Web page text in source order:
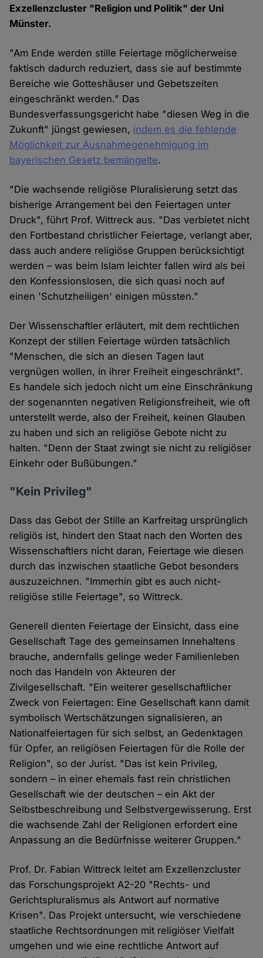
Exzellenzcluster "Religion und Politik" der Uni
Münster.
"Am Ende werden stille Feiertage möglicherweise
faktisch dadurch reduziert, dass sie auf bestimmte
Bereiche wie Gotteshäuser und Gebetszeiten
eingeschränkt werden." Das
Bundesverfassungsgericht habe "diesen Weg in die
Zukunft" jüngst gewiesen, indem es die fehlende
Möglichkeit zur Ausnahmegenehmigung im
bayerischen Gesetz bemängelte.
"Die wachsende religiöse Pluralisierung setzt das
bisherige Arrangement bei den Feiertagen unter
Druck", führt Prof. Wittreck aus. "Das verbietet nicht
den Fortbestand christlicher Feiertage, verlangt aber,
dass auch andere religiöse Gruppen berücksichtigt
werden – was beim Islam leichter fallen wird als bei
den Konfessionslosen, die sich quasi noch auf
einen 'Schutzheiligen' einigen müssten."
Der Wissenschaftler erläutert, mit dem rechtlichen
Konzept der stillen Feiertage würden tatsächlich
"Menschen, die sich an diesen Tagen laut
vergnügen wollen, in ihrer Freiheit eingeschränkt".
Es handele sich jedoch nicht um eine Einschränkung
der sogenannten negativen Religionsfreiheit, wie oft
unterstellt werde, also der Freiheit, keinen Glauben
zu haben und sich an religiöse Gebote nicht zu
halten. "Denn der Staat zwingt sie nicht zu religiöser
Einkehr oder Bußübungen."
"Kein Privileg"
Dass das Gebot der Stille an Karfreitag ursprünglich
religiös ist, hindert den Staat nach den Worten des
Wissenschaftlers nicht daran, Feiertage wie diesen
durch das inzwischen staatliche Gebot besonders
auszuzeichnen. "Immerhin gibt es auch nicht-
religiöse stille Feiertage", so Wittreck.
Generell dienten Feiertage der Einsicht, dass eine
Gesellschaft Tage des gemeinsamen Innehaltens
brauche, andernfalls gelinge weder Familienleben
noch das Handeln von Akteuren der
Zivilgesellschaft. "Ein weiterer gesellschaftlicher
Zweck von Feiertagen: Eine Gesellschaft kann damit
symbolisch Wertschätzungen signalisieren, an
Nationalfeiertagen für sich selbst, an Gedenktagen
für Opfer, an religiösen Feiertagen für die Rolle der
Religion", so der Jurist. "Das ist kein Privileg,
sondern – in einer ehemals fast rein christlichen
Gesellschaft wie der deutschen – ein Akt der
Selbstbeschreibung und Selbstvergewisserung. Erst
die wachsende Zahl der Religionen erfordert eine
Anpassung an die Bedürfnisse weiterer Gruppen."
Prof. Dr. Fabian Wittreck leitet am Exzellenzcluster
das Forschungsprojekt A2-20 "Rechts- und
Gerichtspluralismus als Antwort auf normative
Krisen". Das Projekt untersucht, wie verschiedene
staatliche Rechtsordnungen mit religiöser Vielfalt
umgehen und wie eine rechtliche Antwort auf